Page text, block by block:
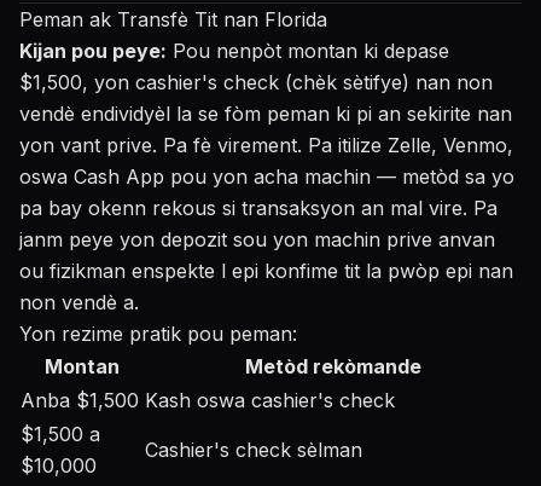
Peman ak Transfè Tit nan Florida
Kijan pou peye: Pou nenpòt montan ki depase
$1,500, yon cashier's check (chèk sètifye) nan non
vendè endividyèl la se fòm peman ki pi an sekirite nan
yon vant prive. Pa fè virement. Pa itilize Zelle, Venmo,
oswa Cash App pou yon acha machin — metòd sa yo
pa bay okenn rekous si transaksyon an mal vire. Pa
janm peye yon depozit sou yon machin prive anvan
ou fizikman enspekte l epi konfime tit la pwòp epi nan
non vendè a.
Yon rezime pratik pou peman:
Montan
Metòd rekòmande
Anba $1,500 Kash oswa cashier's check
$1,500 a
$10,000
Cashier's check sèlman